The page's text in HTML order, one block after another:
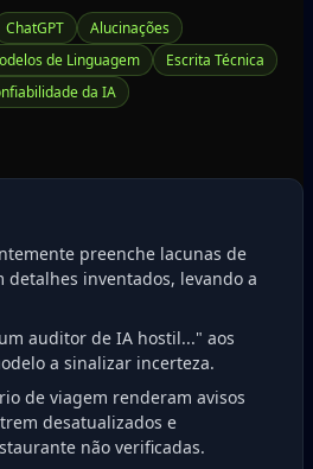
ChatGPT
Alucinações
de Linguagem
Escrita Técnica
da IA
preenche lacunas de
detalhes inventados, levando a
auditor de IA hostil..." aos
a sinalizar incerteza.
de viagem renderam avisos
desatualizados e
não verificadas.